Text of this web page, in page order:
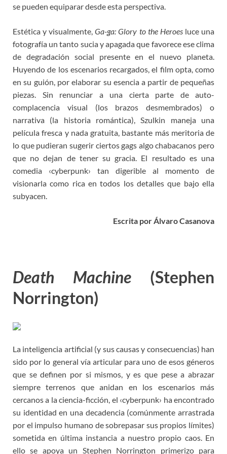
se pueden equiparar desde esta perspectiva.
Estética y visualmente,Ga-ga: Glory to the Heroesluce una
fotografía un tanto sucia y apagada que favorece ese clima
de degradación social presente en el nuevo planeta.
Huyendo de los escenarios recargados, el film opta, como
en su guión, por elaborar su esencia a partir de pequeñas
piezas. Sin renunciar a una cierta parte de auto-
complacencia visual (los brazos desmembrados) o
narrativa (la historia romántica), Szulkin maneja una
película fresca y nada gratuita, bastante más meritoria de
lo que pudieran sugerir ciertos gags algo chabacanos pero
que no dejan de tener su gracia. El resultado es una
comedia ‹cyberpunk› tan digerible al momento de
visionarla como rica en todos los detalles que bajo ella
subyacen.
Escrita por Álvaro Casanova
Death Machine (Stephen
Norrington)
La inteligencia artificial (y sus causas y consecuencias) han
sido por lo general vía articular para uno de esos géneros
que se definen por si mismos, y es que pese a abrazar
siempre terrenos que anidan en los escenarios más
cercanos a la ciencia-ficción, el ‹cyberpunk› ha encontrado
su identidad en una decadencia (comúnmente arrastrada
por el impulso humano de sobrepasar sus propios límites)
sometida en última instancia a nuestro propio caos. En
ello se apoya un Stephen Norrington primerizo para